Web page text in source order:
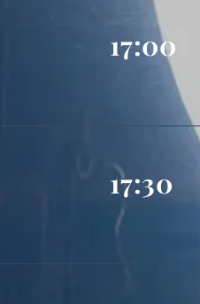
17:00
17:30